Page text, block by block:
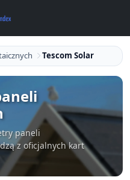
Tescom Solar
paneli
z oficjalnych kart